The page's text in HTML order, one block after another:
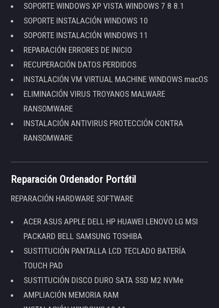
SOPORTE WINDOWS XP VISTA WINDOWS 7 8 8.1
SOPORTE INSTALACIÓN WINDOWS 10
SOPORTE INSTALACIÓN WINDOWS 11
REPARACIÓN ERRORES DE INICIO
RECUPERACIÓN DATOS PERDIDOS
INSTALACIÓN VM VIRTUAL MACHINE WINDOWS macOS
ELIMINACIÓN VIRUS TROYANOS MALWARE
RANSOMWARE
INSTALACIÓN ANTIVIRUS PROTECCIÓN CONTRA
RANSOMWARE
Reparación Ordenador Portátil
REPARACIÓN HARDWARE SOFTWARE
ACER ASUS APPLE DELL HP HUAWEI LENOVO LG MSI
PACKARD BELL SAMSUNG TOSHIBA
SUSTITUCIÓN PANTALLA LCD TECLADO BATERÍA
TOUCH PAD
SUSTITUCIÓN DISCO DURO SATA SSD M2 NVMe
AMPLIACIÓN MEMORIA RAM